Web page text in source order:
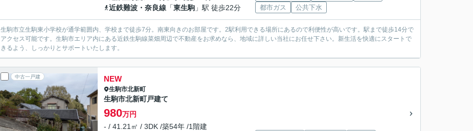
近鉄難波・奈良線 「東生駒 」駅 徒歩22分
都市ガス
公共下水
生駒市立生駒東小学校が通学範囲内、学校まで徒歩7分。南東向きのお部屋です。2駅利用できる場所にあるので利便性が高いです。駅まで徒歩14分で
アクセス可能です。生駒市エリア内にある近鉄生駒線菜畑周辺で不動産をお求めなら、地域に詳しい当社にお任せ下さい。新生活を快適にスタートで
きるよう、しっかりとサポートいたします。
中古一戸建 NEW
生駒市北新町
生駒市北新町戸建て
980万円
- / 41.21㎡ / 3DK /築54年 /1階建